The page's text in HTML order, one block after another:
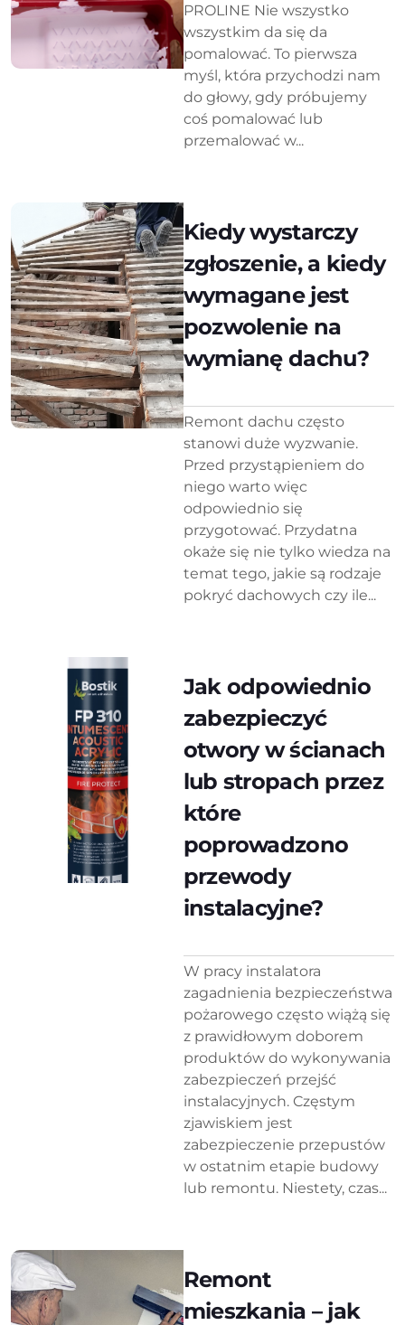
PROLINE Nie wszystko
wszystkim da się da
pomalować. To pierwsza
myśl, która przychodzi nam
do głowy, gdy próbujemy
coś pomalować lub
przemalować w...
Kiedy wystarczy
zgłoszenie, a kiedy
wymagane jest
pozwolenie na
wymianę dachu?
Remont dachu często
stanowi duże wyzwanie.
Przed przystąpieniem do
niego warto więc
odpowiednio się
przygotować. Przydatna
okaże się nie tylko wiedza na
temat tego, jakie są rodzaje
pokryć dachowych czy ile...
Jak odpowiednio
zabezpieczyć
otwory w ścianach
lub stropach przez
które
poprowadzono
przewody
instalacyjne?
W pracy instalatora
zagadnienia bezpieczeństwa
pożarowego często wiążą się
z prawidłowym doborem
produktów do wykonywania
zabezpieczeń przejść
instalacyjnych. Częstym
zjawiskiem jest
zabezpieczenie przepustów
w ostatnim etapie budowy
lub remontu. Niestety, czas...
Remont
mieszkania – jak